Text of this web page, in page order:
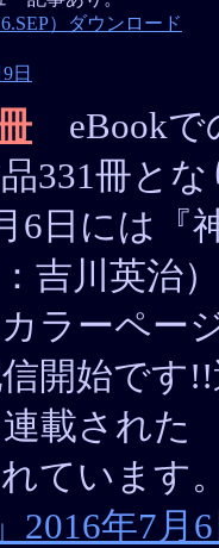
）ダウンロード
日
eBookで
331冊とな
6日には『
吉川英治）
ラーペー
開始です
載された
ています
2016年7月